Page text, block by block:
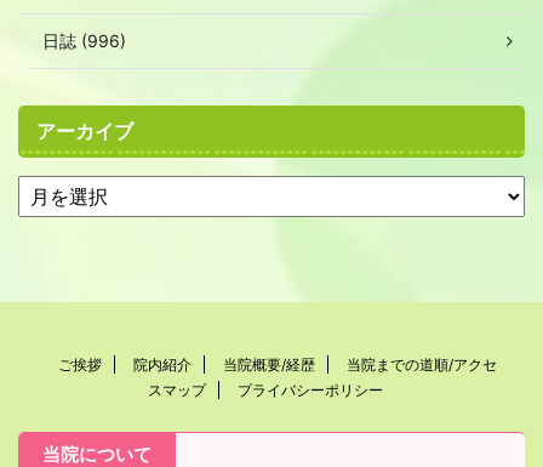
日誌 (996)
アーカイブ
ご挨拶 院内紹介 当院概要/経歴
当院までの道順/アクセ
スマップ
プライバシーポリシー
当院について